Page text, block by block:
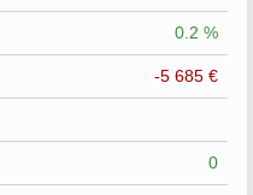
0.2 %
-5 685 €
0